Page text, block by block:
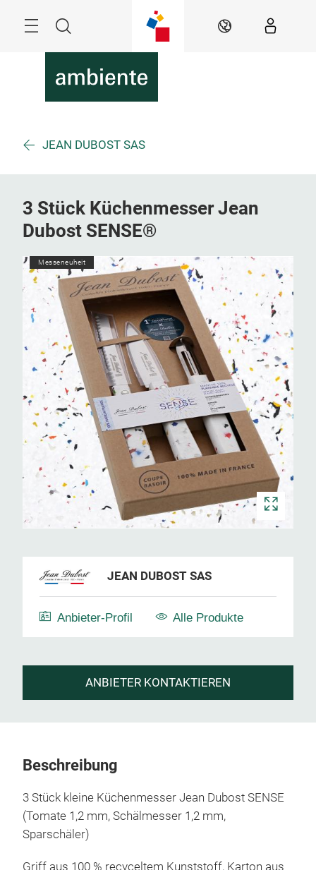
Suche DE
JEAN DUBOST SAS
3 Stück Küchenmesser Jean
Dubost SENSE®
Messeneuheit
JEAN DUBOST SAS
Anbieter-Profil Alle Produkte
ANBIETER KONTAKTIEREN
Beschreibung
3 Stück kleine Küchenmesser Jean Dubost SENSE
(Tomate 1,2 mm, Schälmesser 1,2 mm,
Sparschäler)
Griff aus 100 % recyceltem Kunststoff, Karton aus